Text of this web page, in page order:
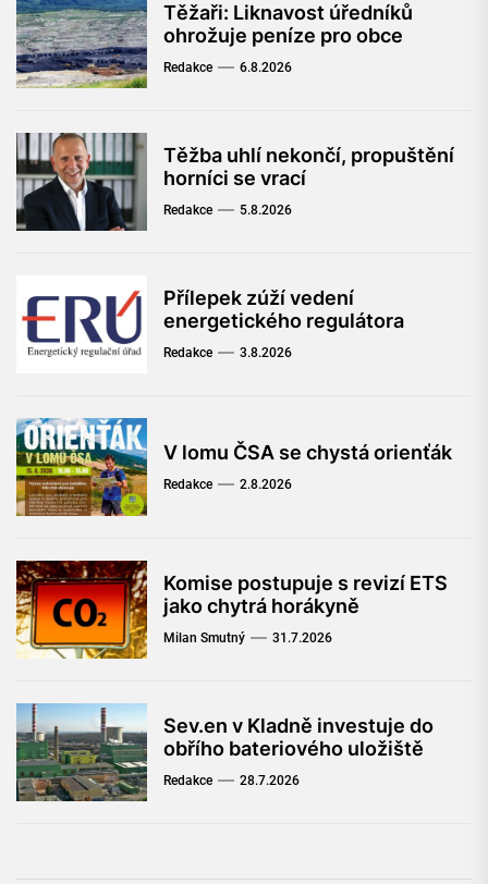
Těžaři: Liknavost úředníků
ohrožuje peníze pro obce
Redakce 6.8.2026
Těžba uhlí nekončí, propuštění
horníci se vrací
Redakce 5.8.2026
Přílepek zúží vedení
energetického regulátora
Redakce 3.8.2026
V lomu ČSA se chystá orienťák
Redakce 2.8.2026
Komise postupuje s revizí ETS
jako chytrá horákyně
Milan Smutný 31.7.2026
Sev.en v Kladně investuje do
obřího bateriového uložiště
Redakce 28.7.2026